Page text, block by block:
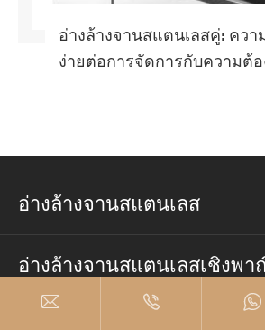
อ่างล้างจานสแตนเลสคู่: คว
ง่ายต่อการจัดการกับความต้
อ่างล้างจานสแตนเลส
อ่างล้างจานสแตนเลสเชิงพ
  